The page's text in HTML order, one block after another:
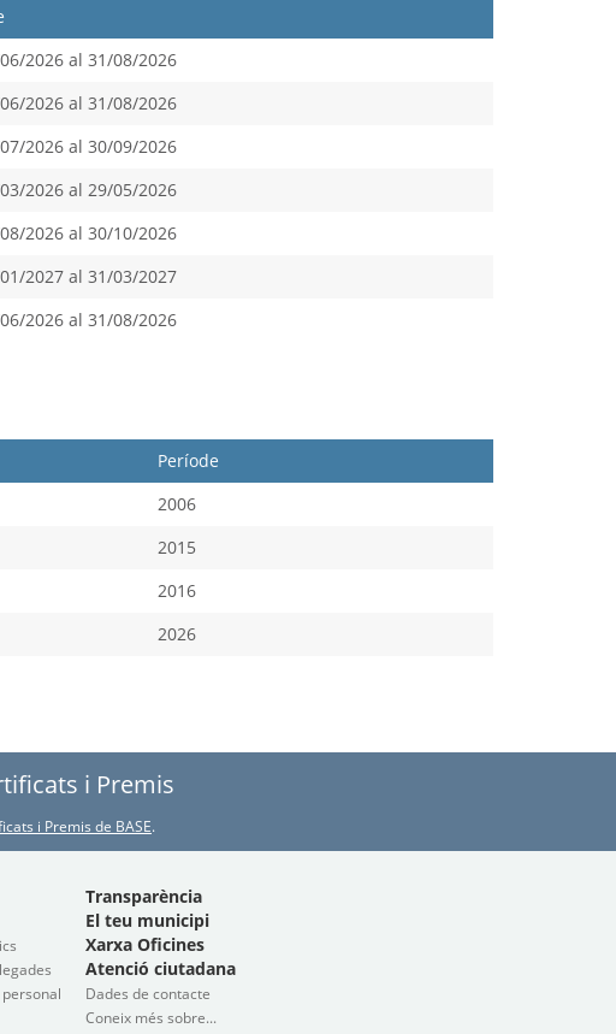
2026 al 31/08/2026
2026 al 31/08/2026
2026 al 30/09/2026
2026 al 29/05/2026
2026 al 30/10/2026
2027 al 31/03/2027
2026 al 31/08/2026
Període
2006
2015
2016
2026
i Premis
i Premis de BASE.
Transparència
El teu municipi
Xarxa Oficines
Atenció ciutadana
Dades de contacte
Coneix més sobre...